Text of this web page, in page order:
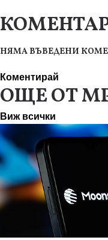
НЯМА ВЪВЕДЕНИ
Коментирай
ОЩЕ ОТ
Виж всички